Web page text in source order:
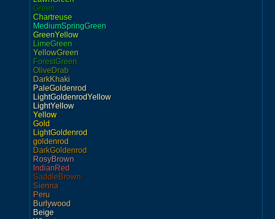
Green
Chartreuse
MediumSpringGreen
GreenYellow
LimeGreen
YellowGreen
ForestGreen
OliveDrab
DarkKhaki
PaleGoldenrod
LightGoldenrodYellow
LightYellow
Yellow
Gold
LightGoldenrod
goldenrod
DarkGoldenrod
RosyBrown
IndianRed
SaddleBrown
Sienna
Peru
Burlywood
Beige